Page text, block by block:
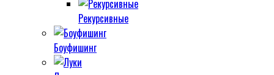
Рекурсивные
Боуфишинг